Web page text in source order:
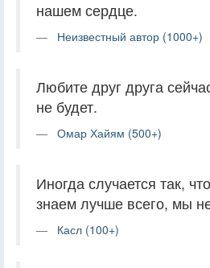
нашем сердце.
Неизвестный автор (1000+)
Любите друг друга
не будет.
Омар Хайям (500+)
Иногда случается так,
знаем лучше всего, мы
Касл (100+)